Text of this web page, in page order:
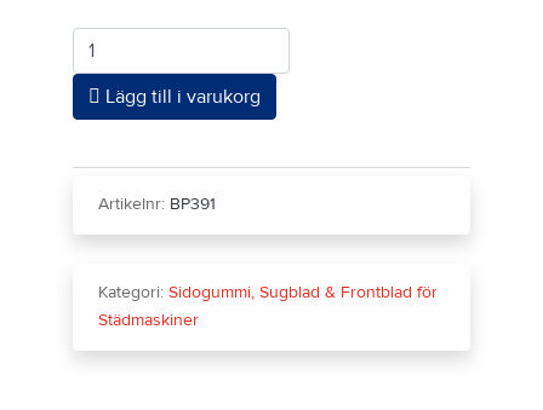
Antal
Lägg till i varukorg
Artikelnr: BP391
Kategori: Sidogummi, Sugblad & Frontblad för
Städmaskiner